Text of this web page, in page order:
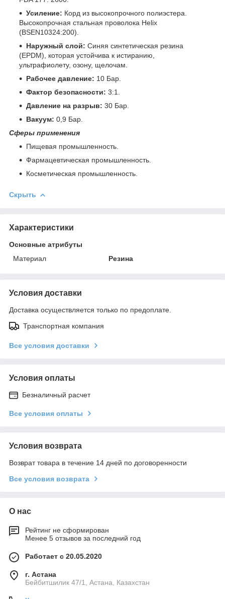
Усиление: Корд из высокопрочного полиэстера.
Высокопрочная стальная проволока Helix
(BSEN10324:200).
Наружный слой: Синяя синтетическая резина
(EPDM), которая устойчива к истиранию,
ультрафиолету, озону, щелочам.
Рабочее давление: 10 Бар.
Фактор безопасности: 3:1.
Давление на разрыв: 30 Бар.
Вакуум: 0,9 Бар.
Сферы применения
Пищевая промышленность.
Фармацевтическая промышленность.
Косметическая промышленность.
Скрыть
Характеристики
Основные атрибуты
Материал
Резина
Условия доставки
Доставка осуществляется только по предоплате.
Транспортная компания
Все условия доставки
Условия оплаты
Безналичный расчет
Все условия оплаты
Условия возврата
Возврат товара в течение 14 дней по договоренности
Все условия возврата
О нас
Рейтинг не сформирован
Менее 5 отзывов за последний год
Работает с 20.05.2020
г. Астана
Бейбитшилик 47/1, Астана, Казахстан